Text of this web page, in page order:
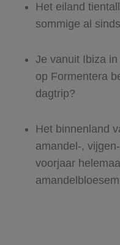
Het eiland
sommige al
Je vanuit Ibiza
op Formentera
dagtrip?
Het binnenland
amandel-,
voorjaar